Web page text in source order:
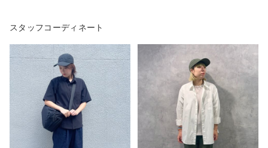
スタッフコーディネート